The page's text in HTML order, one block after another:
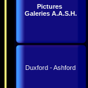
Pictures
Galeries A.A.S.H.
Duxford - Ashford